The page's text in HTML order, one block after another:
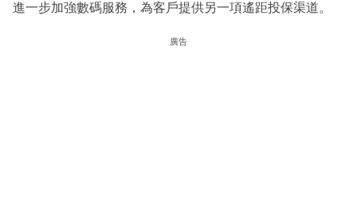
進一步加強數碼服務，為客戶提供另一項遙距投保渠道。
廣告